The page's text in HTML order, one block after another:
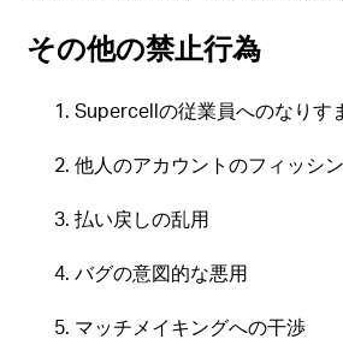
その他の禁止行為
Supercellの従業員へのなりす
他人のアカウントのフィッシ
払い戻しの乱用
バグの意図的な悪用
マッチメイキングへの干渉